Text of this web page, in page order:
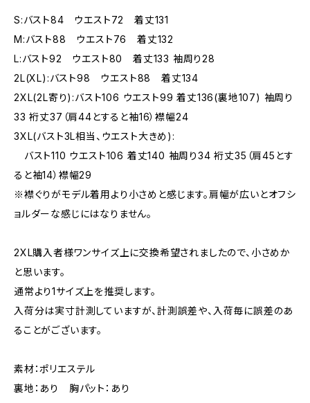
S:バスト84 ウエスト72 着丈131
M:バスト88 ウエスト76 着丈132
L:バスト92 ウエスト80 着丈133 袖周り28
2L(XL):バスト98 ウエスト88 着丈134
2XL(2L寄り):バスト106 ウエスト99 着丈136(裏地107) 袖周り
33 裄丈37（肩44とすると袖16）襟幅24
3XL(バスト3L相当、ウエスト大きめ):
バスト110 ウエスト106 着丈140 袖周り34 裄丈35（肩45とす
ると袖14）襟幅29
※襟ぐりがモデル着用より小さめと感じます。肩幅が広いとオフシ
ョルダーな感じにはなりません。
2XL購入者様ワンサイズ上に交換希望されましたので、小さめか
と思います。
通常より1サイズ上を推奨します。
入荷分は実寸計測していますが、計測誤差や、入荷毎に誤差のあ
ることがございます。
素材：ポリエステル
裏地：あり 胸パット：あり